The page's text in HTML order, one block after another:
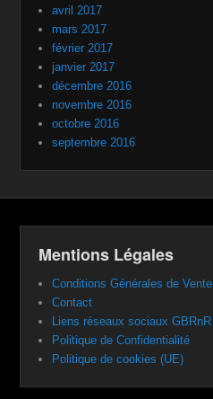
avril 2017
mars 2017
février 2017
janvier 2017
décembre 2016
novembre 2016
octobre 2016
septembre 2016
Mentions Légales
Conditions Générales de Vente
Contact
Liens réseaux sociaux GBRnR
Politique de Confidentialité
Politique de cookies (UE)